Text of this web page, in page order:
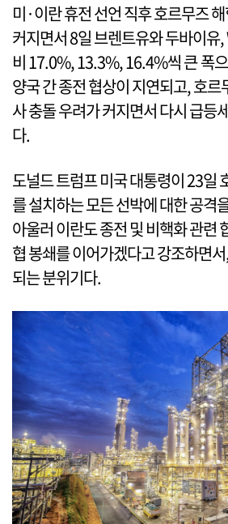
미·이란 휴전 선언 직후 호르무즈
커지면서 8일 브렌트유와 두바이유
비 17.0%, 13.3%, 16.4%씩 큰 폭
양국 간 종전 협상이 지연되고, 호르
사 충돌 우려가 커지면서 다시 급등
다.
도널드 트럼프 미국 대통령이 23일
를 설치하는 모든 선박에 대한 공격
아울러 이란도 종전 및 비핵화 관련
협 봉쇄를 이어가겠다고 강조하면
되는 분위기다.